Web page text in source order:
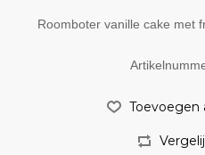
Roomboter vanille cake met